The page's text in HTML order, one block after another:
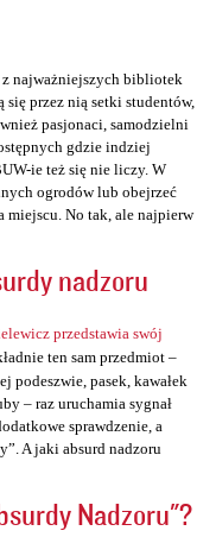
z najważniejszych bibliotek
przez nią setki studentów,
pasjonaci, samodzielni
gdzie indziej
ie też się nie liczy. W
ogrodów lub obejrzeć
miejscu. No tak, ale najpierw
nadzoru
przedstawia swój
ten sam przedmiot –
podeszwie, pasek, kawałek
– raz uruchamia sygnał
sprawdzenie, a
A jaki absurd nadzoru
Nadzoru"?